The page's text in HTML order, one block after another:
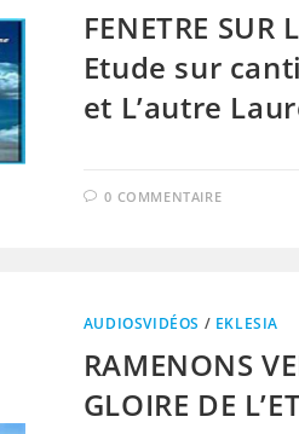
FENETRE SUR
Etude sur
et L’autre
0 COMMENTAIRE
AUDIOSVIDÉOS / EKLESIA
RAMENONS
GLOIRE DE